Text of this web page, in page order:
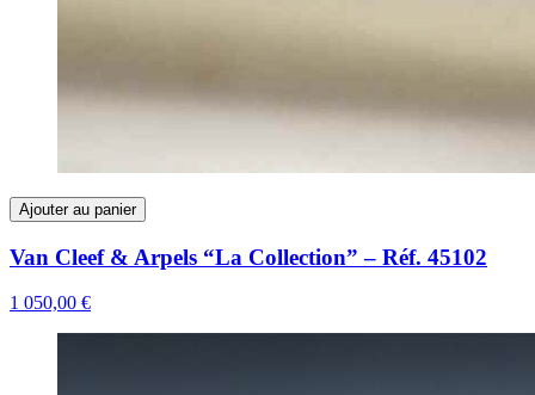
Ajouter au panier
Van Cleef & Arpels “La Collection” – Réf. 45102
1 050,00 €